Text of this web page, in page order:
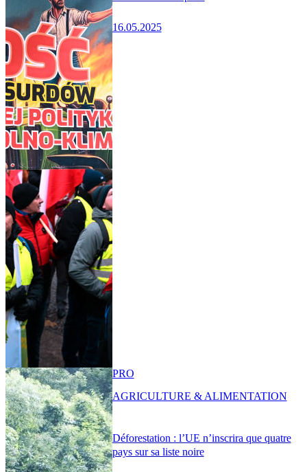
16.05.2025
Déforestation : l’UE n’inscrira que quatre
pays sur sa liste noire
PRO
AGRICULTURE & ALIMENTATION